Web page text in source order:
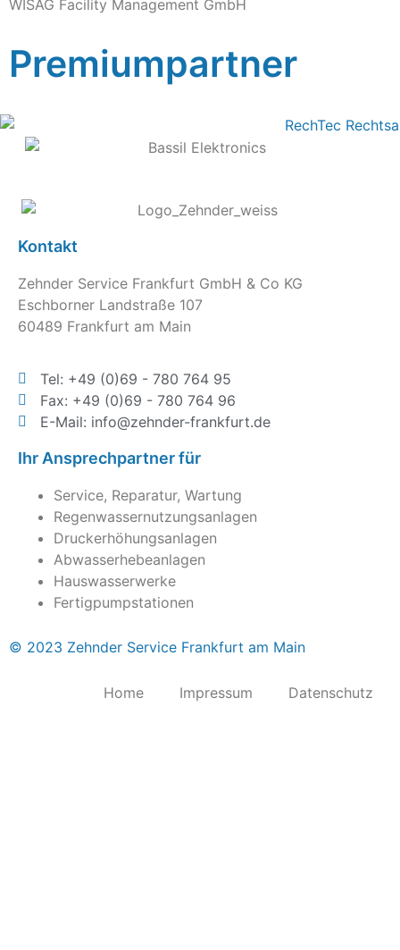
WISAG Facility Management GmbH
Premiumpartner
Kontakt
Zehnder Service Frankfurt GmbH & Co KG
Eschborner Landstraße 107
60489 Frankfurt am Main
Tel: +49 (0)69 - 780 764 95
Fax: +49 (0)69 - 780 764 96
E-Mail: info@zehnder-frankfurt.de
Ihr Ansprechpartner für
Service, Reparatur, Wartung
Regenwassernutzungsanlagen
Druckerhöhungsanlagen
Abwasserhebeanlagen
Hauswasserwerke
Fertigpumpstationen
© 2023 Zehnder Service Frankfurt am Main
Home Impressum Datenschutz